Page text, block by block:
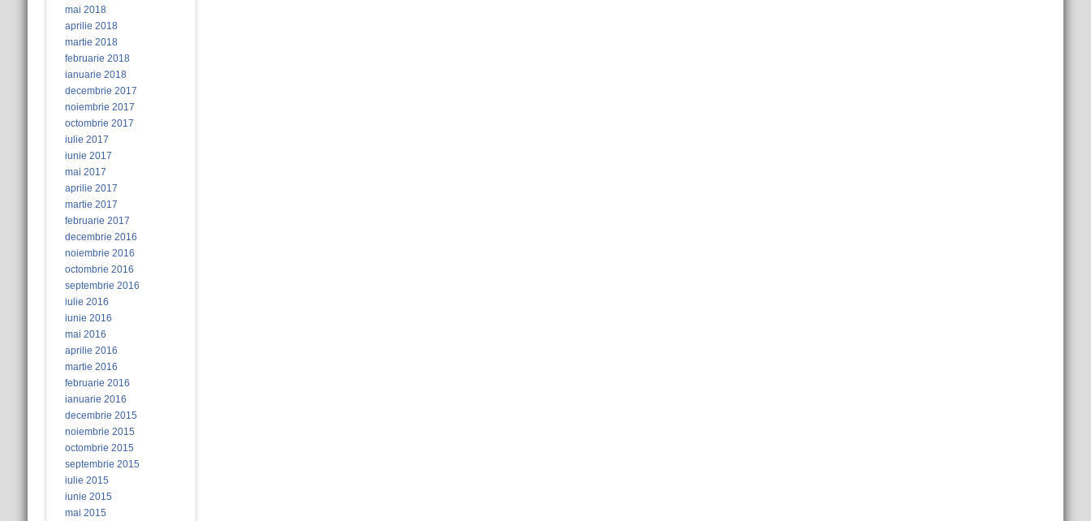
mai 2018
aprilie 2018
martie 2018
februarie 2018
ianuarie 2018
decembrie 2017
noiembrie 2017
octombrie 2017
iulie 2017
iunie 2017
mai 2017
aprilie 2017
martie 2017
februarie 2017
decembrie 2016
noiembrie 2016
octombrie 2016
septembrie 2016
iulie 2016
iunie 2016
mai 2016
aprilie 2016
martie 2016
februarie 2016
ianuarie 2016
decembrie 2015
noiembrie 2015
octombrie 2015
septembrie 2015
iulie 2015
iunie 2015
mai 2015